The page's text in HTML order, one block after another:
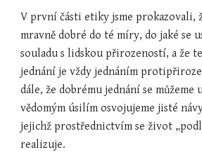
V první části etiky jsme prokazovali,
mravně dobré do té míry, do jaké se
souladu s lidskou přirozeností, a že
jednání je vždy jednáním
dále, že dobrému jednání se můžeme
vědomým úsilím osvojujeme jisté
jejichž prostřednictvím se život
realizuje.